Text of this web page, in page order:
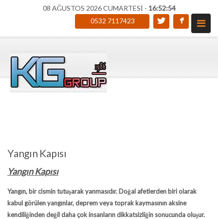
08 AĞUSTOS 2026 CUMARTESİ - 16:52:55
0532 7117423
Yangın Kapısı
Yangın Kapısı
Yangın, bir cismin tutuşarak yanmasıdır. Doğal afetlerden biri olarak
kabul görülen yangınlar, deprem veya toprak kaymasının aksine
kendiliğinden değil daha çok insanların dikkatsizliğin sonucunda oluşur.